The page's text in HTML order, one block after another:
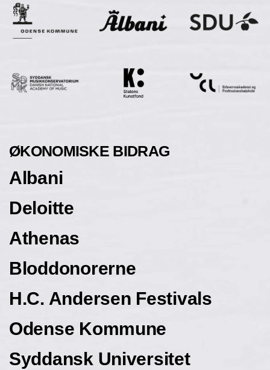
ØKONOMISKE BIDRAG
Albani
Deloitte
Athenas
Bloddonorerne
H.C. Andersen Festivals
Odense Kommune
Syddansk Universitet